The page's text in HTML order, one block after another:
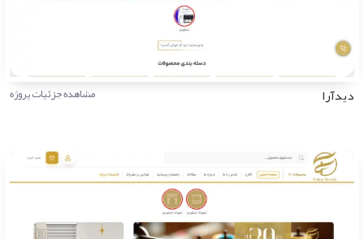
دیدآرا مشاهده جزئیات پروژه